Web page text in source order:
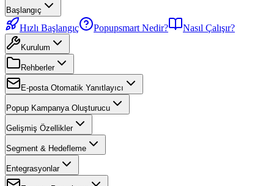
Başlangıç
Hızlı Başlangıç Popupsmart Nedir? Nasıl Çalışır?
Kurulum
Rehberler
E-posta Otomatik Yanıtlayıcı
Popup Kampanya Oluşturucu
Gelişmiş Özellikler
Segment & Hedefleme
Entegrasyonlar